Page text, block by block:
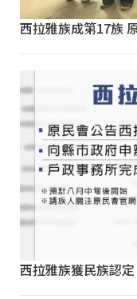
西拉雅族成第17族
西拉雅族獲民族認